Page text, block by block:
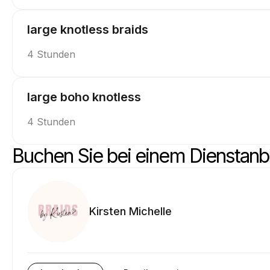
large knotless braids
4 Stunden
large boho knotless
4 Stunden
Buchen Sie bei einem
Kirsten Michelle